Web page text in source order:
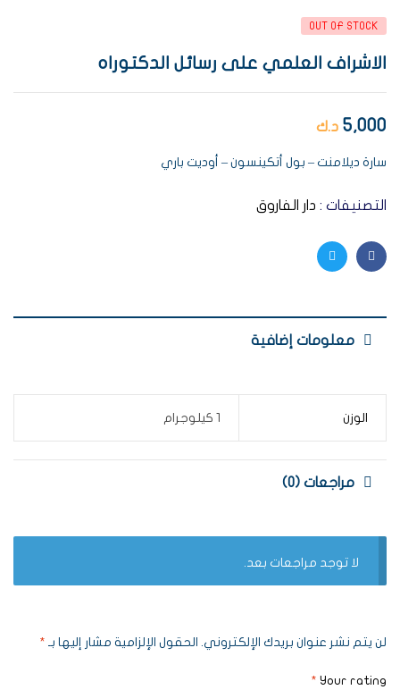
AVAILABILITY:
OUT OF STOCK
الاشراف العلمي على رسائل الدكتوراه
5,000 د.ك
سارة ديلامنت – بول أتكينسون – أوديت باري
التصنيفات : دار الفاروق
Facebook
Twitter
معلومات إضافية
الوزن 1 كيلوجرام
مراجعات (0)
لا توجد مراجعات بعد.
لن يتم نشر عنوان بريدك الإلكتروني. الحقول الإلزامية مشار إليها بـ *
Your rating
*